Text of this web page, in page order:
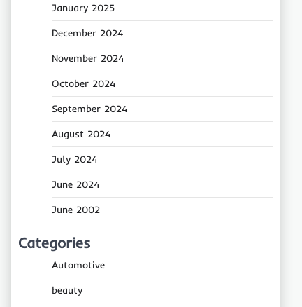
January 2025
December 2024
November 2024
October 2024
September 2024
August 2024
July 2024
June 2024
June 2002
Categories
Automotive
beauty